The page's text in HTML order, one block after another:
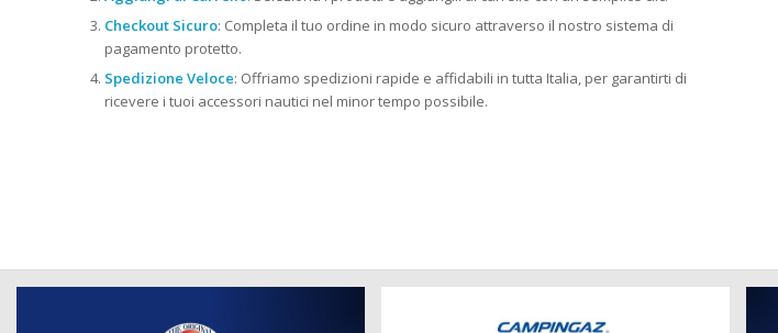
Checkout Sicuro: Completa il tuo ordine in modo sicuro attraverso il nostro sistema di
pagamento protetto.
Spedizione Veloce: Offriamo spedizioni rapide e affidabili in tutta Italia, per garantirti di
ricevere i tuoi accessori nautici nel minor tempo possibile.